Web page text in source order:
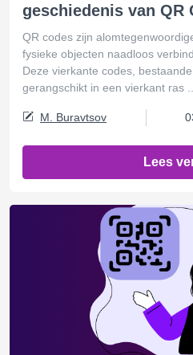
geschiedenis van QR
QR codes zijn
fysieke objecten naadloos
Deze vierkante codes,
gerangschikt in een vierkant ras ...
M. Buravtsov
Lees